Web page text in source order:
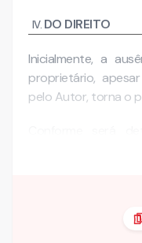
DO DIREITO
Inicialmente, a
proprietário,
pelo Autor, torna o